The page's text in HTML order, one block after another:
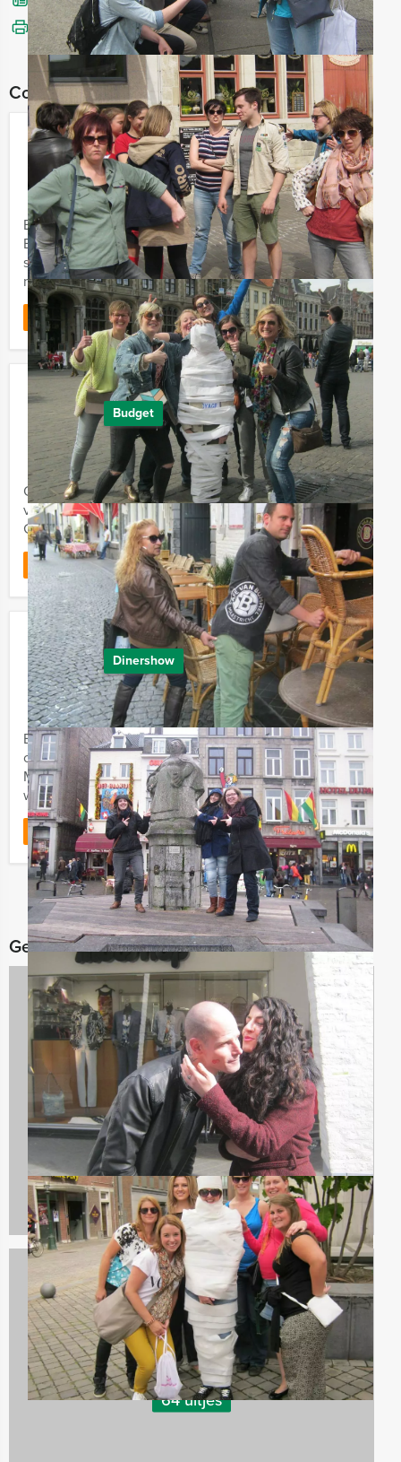
Bekijk printbare versie
Combineer dit uitje met:
Ik Hou van Holland Dinerspel in
Groningen
Vanaf€ 64,50 p.p. excl. BTW
Vanaf 12 personen ‐ 4 uur
Bekend van televisie, en nu te spelen bij Groningen
Evenementen! Ik Hou van Holland in Groningen
staat bol van de verrassingen en feestelijke
momenten, de gehele quiz ...
LEES MEER Favoriet
Gronings Gezelligste Feestavond
Budget
Vanaf€ 94,50 p.p. excl. BTW
Vanaf 50 personen ‐ 5 uur
Op zoek naar een feestelijk avondje met familie of
vrienden? Beleef dan deze feestavond van
Groningen Evenementen!
LEES MEER Favoriet
Moorddiner in Groningen
Dinershow
Vanaf€ 64,50 p.p. excl. BTW
Vanaf 10 personen ‐ 4 uur
Een spannend en ludiek groepsuitje of bedrijfsuitje
organiseren met vrienden of familie? Met het
Moordspeldiner van Groningen Evenementen
weten jullie zeker dat het bloed ...
LEES MEER Favoriet
Gerelateerde categorieën
Avondarrangementen
32 uitjes
Teambuilding
64 uitjes